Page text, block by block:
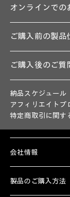
オンラインでの
ご購入前の製品
ご購入後のご質
納品スケジュール
アフィリエイトプ
特定商取引に関す
会社情報
製品のご購入方法